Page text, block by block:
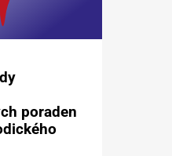
poraden